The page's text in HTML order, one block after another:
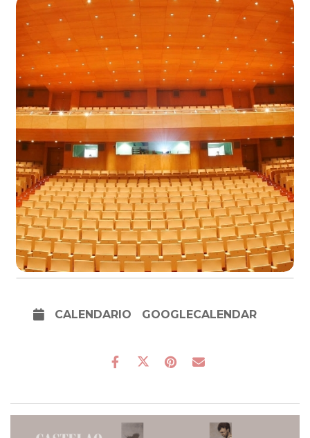
CALENDARIO GOOGLECALENDAR